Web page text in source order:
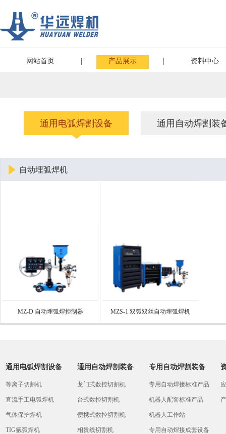
网站首页 产品展示 资料中心
通用电弧焊割设备 通用自动焊割装
自动埋弧焊机
MZ-D 自动埋弧焊控制器 MZS-1 双弧双丝自动埋弧焊机
通用电弧焊割设备
等离子切割机
直流手工电弧焊机
气体保护焊机
TIG氩弧焊机
通用自动焊割装备
龙门式数控切割机
台式数控切割机
便携式数控切割机
相贯线切割机
专用自动焊割装备
专用自动焊接标准产品
机器人配套标准产品
机器人工作站
专用自动焊接成套设备